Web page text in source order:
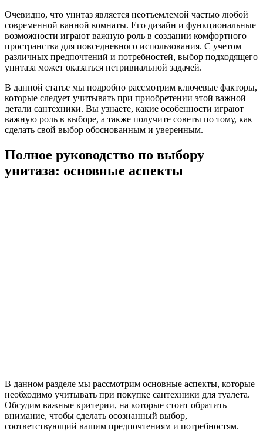
Очевидно, что унитаз является неотъемлемой частью любой
современной ванной комнаты. Его дизайн и функциональные
возможности играют важную роль в создании комфортного
пространства для повседневного использования. С учетом
различных предпочтений и потребностей, выбор подходящего
унитаза может оказаться нетривиальной задачей.
В данной статье мы подробно рассмотрим ключевые факторы,
которые следует учитывать при приобретении этой важной
детали сантехники. Вы узнаете, какие особенности играют
важную роль в выборе, а также получите советы по тому, как
сделать свой выбор обоснованным и уверенным.
Полное руководство по выбору
унитаза: основные аспекты
В данном разделе мы рассмотрим основные аспекты, которые
необходимо учитывать при покупке сантехники для туалета.
Обсудим важные критерии, на которые стоит обратить
внимание, чтобы сделать осознанный выбор,
соответствующий вашим предпочтениям и потребностям.